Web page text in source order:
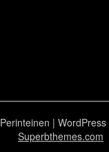
|
Superbthemes.com